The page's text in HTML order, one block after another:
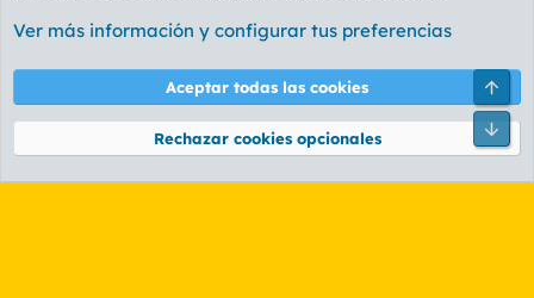
Cookies
PL OLDSTYLE AMARILLO
Términos y reglas Política de privacidad Ayuda
Community platform by XenForo® © 2010-2026 XenForo Ltd.
Ver más información y configurar tus preferencias
Aceptar todas las cookies
Rechazar cookies opcionales
Pie